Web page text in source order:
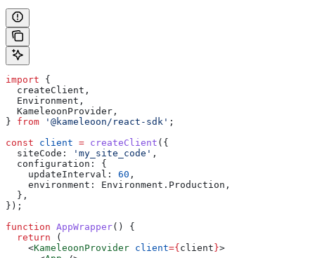
import {
  createClient
,
  Environment
,
  KameleoonProvider
,
} from '@kameleoon/react-sdk' ;
const client = createClient ({
  siteCode:
'my_site_code' ,
  configuration:
{
    updateInterval:
60 ,
    environment:
Environment . Production ,
  },
});
function AppWrapper() {
  return
(
    <
KameleoonProvider client={client}>